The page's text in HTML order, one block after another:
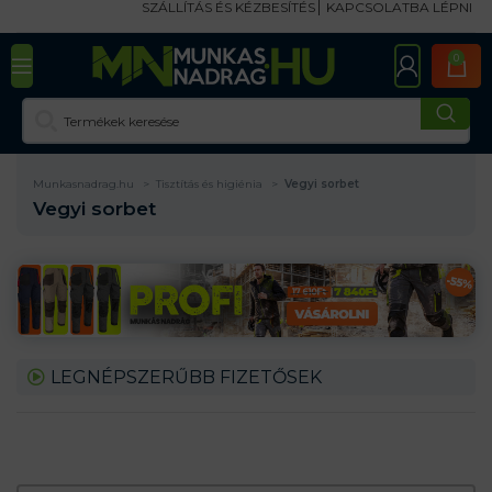
SZÁLLÍTÁS ÉS KÉZBESÍTÉS KAPCSOLATBA LÉPNI
0
Munkasnadrag.hu Tisztítás és higiénia Vegyi sorbet
Vegyi sorbet
LEGNÉPSZERŰBB FIZETŐSEK